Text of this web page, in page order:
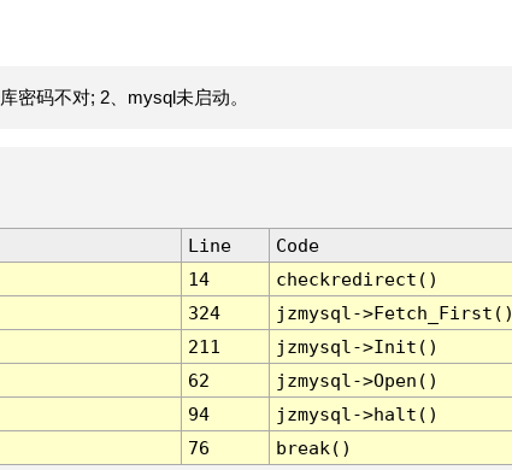
密码不对; 2、mysql未启动。
Line
Code
14
checkredirect()
324
jzmysql-
211
jzmysql->Init()
62
jzmysql->Open()
94
jzmysql->halt()
76 break()